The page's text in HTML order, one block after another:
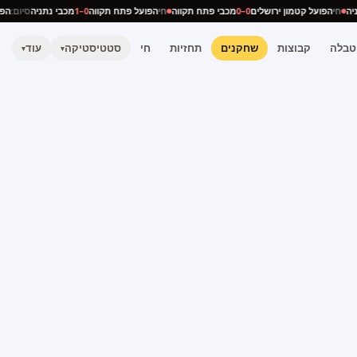
חיהפועל קטמון ירושלים0–0 מכבי פתח תקווה חיהפועל פתח תקווה0–1 מכבי נתניהסיום:
טבלה קבוצות שחקנים תחזיות חי סטטיסטיקה▾ עוד▾